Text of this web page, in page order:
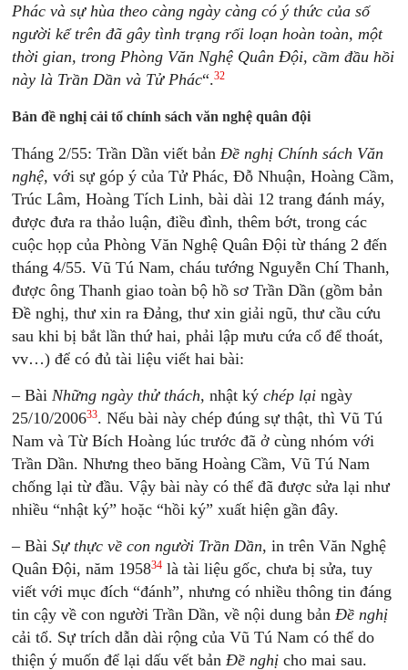
Phác và sự hùa theo càng ngày càng có ý thức của số
người kể trên đã gây tình trạng rối loạn hoàn toàn, một
thời gian, trong Phòng Văn Nghệ Quân Đội, cầm đầu hồi
này là Trần Dần và Tử Phác“.32
Bản đề nghị cải tổ chính sách văn nghệ quân đội
Tháng 2/55: Trần Dần viết bảnĐề nghị Chính sách Văn
nghệ, với sự góp ý của Tử Phác, Đỗ Nhuận, Hoàng Cầm,
Trúc Lâm, Hoàng Tích Linh, bài dài 12 trang đánh máy,
được đưa ra thảo luận, điều đình, thêm bớt, trong các
cuộc họp của Phòng Văn Nghệ Quân Đội từ tháng 2 đến
tháng 4/55. Vũ Tú Nam, cháu tướng Nguyễn Chí Thanh,
được ông Thanh giao toàn bộ hồ sơ Trần Dần (gồm bản
Đề nghị, thư xin ra Đảng, thư xin giải ngũ, thư cầu cứu
sau khi bị bắt lần thứ hai, phải lập mưu cứa cổ để thoát,
vv…) để có đủ tài liệu viết hai bài:
– Bài Những ngày thử thách, nhật kýchép lại ngày
25/10/200633. Nếu bài này chép đúng sự thật, thì Vũ Tú
Nam và Từ Bích Hoàng lúc trước đã ở cùng nhóm với
Trần Dần. Nhưng theo băng Hoàng Cầm, Vũ Tú Nam
chống lại từ đầu. Vậy bài này có thể đã được sửa lại như
nhiều “nhật ký” hoặc “hồi ký” xuất hiện gần đây.
– BàiSự thực về con người Trần Dần, in trên Văn Nghệ
Quân Đội, năm 195834 là tài liệu gốc, chưa bị sửa, tuy
viết với mục đích “đánh”, nhưng có nhiều thông tin đáng
tin cậy về con người Trần Dần, về nội dung bảnĐề nghị
cải tổ. Sự trích dẫn dài rộng của Vũ Tú Nam có thể do
thiện ý muốn để lại dấu vết bảnĐề nghị cho mai sau.